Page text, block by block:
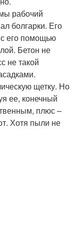
рабочий
болгарки. Его
его помощью
Бетон не
не такой
щетку. Но
ее, конечный
плюс –
Хотя пыли не